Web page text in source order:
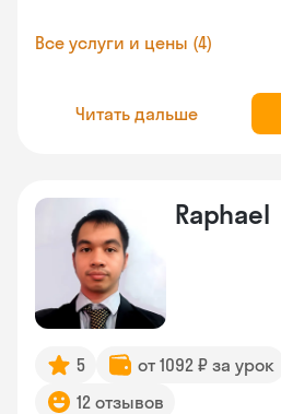
Все услуги и цены (4)
Читать дальше
Raphael
5 от 1092 ₽ за урок
12 отзывов